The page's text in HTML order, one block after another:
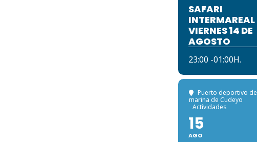
SAFARI
INTERMAREAL
VIERNES 14 DE
AGOSTO
23:00 -01:00H.
Puerto deportivo de
marina de Cudeyo
Actividades
15
AGO